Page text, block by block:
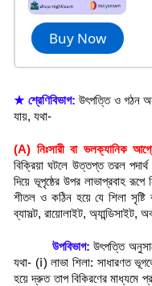
Buy Now
★ শ্রেণিবিভাগ: উৎপত্তি ও গঠন
যায়, যথা-
(A) নিঃসারী বা ভলক্যানিক
বিক্রিয়া ঘটলে উত্তপ্ত তরল
দিয়ে ভূপৃষ্ঠের উপর লাভাপ্রবাহ
শীতল ও কঠিন হয়ে যে শিলা সৃষ্টি
ব্যাসল্ট, রায়োলাইট, অ্যান্ডিসাইট,
উপবিভাগ: উৎপত্তি
যথা- (ⅰ) লাভা শিলা: সাধারণত
হয়ে দ্রুত তাপ বিকিরণের মাধ্যমে